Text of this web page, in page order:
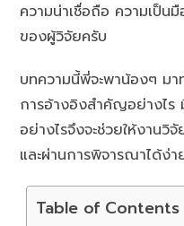
ความน่าเชื่อถือ ความเป็น
ของผู้วิจัยครับ
บทความนี้พี่จะพาน้องๆ มา
การอ้างอิงสำคัญอย่างไร
อย่างไรจึงจะช่วยให้งานวิ
และผ่านการพิจารณาได้ง่
Table of Contents